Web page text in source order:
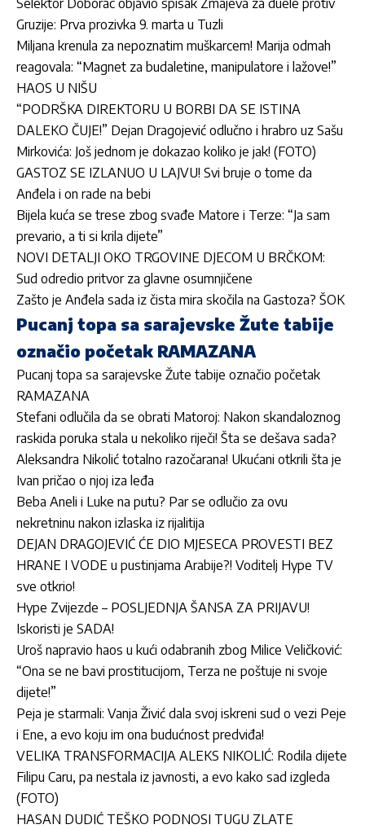
Selektor Doborac objavio spisak Zmajeva za duele protiv
Gruzije: Prva prozivka 9. marta u Tuzli
Miljana krenula za nepoznatim muškarcem! Marija odmah
reagovala: “Magnet za budaletine, manipulatore i lažove!”
HAOS U NIŠU
“PODRŠKA DIREKTORU U BORBI DA SE ISTINA
DALEKO ČUJE!” Dejan Dragojević odlučno i hrabro uz Sašu
Mirkovića: Još jednom je dokazao koliko je jak! (FOTO)
GASTOZ SE IZLANUO U LAJVU! Svi bruje o tome da
Anđela i on rade na bebi
Bijela kuća se trese zbog svađe Matore i Terze: “Ja sam
prevario, a ti si krila dijete”
NOVI DETALJI OKO TRGOVINE DJECOM U BRČKOM:
Sud odredio pritvor za glavne osumnjičene
Zašto je Anđela sada iz čista mira skočila na Gastoza? ŠOK
Pucanj topa sa sarajevske Žute tabije
označio početak RAMAZANA
Pucanj topa sa sarajevske Žute tabije označio početak
RAMAZANA
Stefani odlučila da se obrati Matoroj: Nakon skandaloznog
raskida poruka stala u nekoliko riječi! Šta se dešava sada?
Aleksandra Nikolić totalno razočarana! Ukućani otkrili šta je
Ivan pričao o njoj iza leđa
Beba Aneli i Luke na putu? Par se odlučio za ovu
nekretninu nakon izlaska iz rijalitija
DEJAN DRAGOJEVIĆ ĆE DIO MJESECA PROVESTI BEZ
HRANE I VODE u pustinjama Arabije?! Voditelj Hype TV
sve otkrio!
Hype Zvijezde – POSLJEDNJA ŠANSA ZA PRIJAVU!
Iskoristi je SADA!
Uroš napravio haos u kući odabranih zbog Milice Veličković:
“Ona se ne bavi prostitucijom, Terza ne poštuje ni svoje
dijete!”
Peja je starmali: Vanja Živić dala svoj iskreni sud o vezi Peje
i Ene, a evo koju im ona budućnost predviđa!
VELIKA TRANSFORMACIJA ALEKS NIKOLIĆ: Rodila dijete
Filipu Caru, pa nestala iz javnosti, a evo kako sad izgleda
(FOTO)
HASAN DUDIĆ TEŠKO PODNOSI TUGU ZLATE